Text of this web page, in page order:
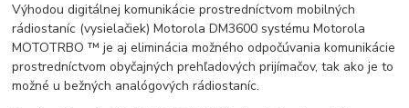
Výhodou digitálnej komunikácie prostredníctvom mobilných
rádiostaníc (vysielačiek) Motorola DM3600 systému Motorola
MOTOTRBO ™ je aj eliminácia možného odpočúvania komunikácie
prostredníctvom obyčajných prehľadových prijímačov, tak ako je to
možné u bežných analógových rádiostaníc.